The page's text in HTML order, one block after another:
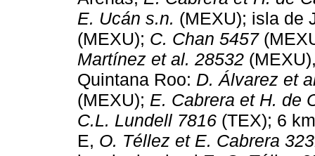
E. Ucán s.n. (MEXU); isla de
(MEXU); C. Chan 5457
Martínez et al. 28532
Quintana Roo: D. Álvarez et
(MEXU); E. Cabrera et H. de
C.L. Lundell 7816 (TEX); 6
E, O. Téllez et E. Cabrera